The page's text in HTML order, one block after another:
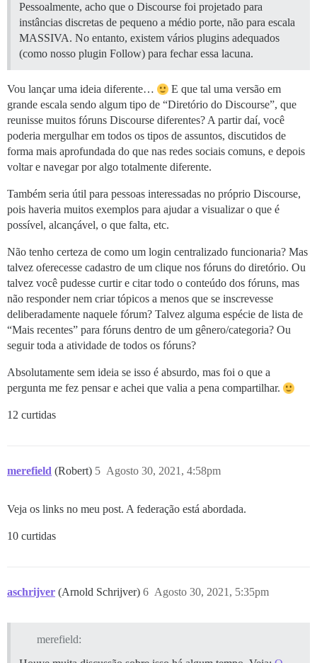
Pessoalmente, acho que o Discourse foi projetado para
instâncias discretas de pequeno a médio porte, não para escala
MASSIVA. No entanto, existem vários plugins adequados
(como nosso plugin Follow) para fechar essa lacuna.
Vou lançar uma ideia diferente…
E que tal uma versão em
grande escala sendo algum tipo de “Diretório do Discourse”, que
reunisse muitos fóruns Discourse diferentes? A partir daí, você
poderia mergulhar em todos os tipos de assuntos, discutidos de
forma mais aprofundada do que nas redes sociais comuns, e depois
voltar e navegar por algo totalmente diferente.
Também seria útil para pessoas interessadas no próprio Discourse,
pois haveria muitos exemplos para ajudar a visualizar o que é
possível, alcançável, o que falta, etc.
Não tenho certeza de como um login centralizado funcionaria? Mas
talvez oferecesse cadastro de um clique nos fóruns do diretório. Ou
talvez você pudesse curtir e citar todo o conteúdo dos fóruns, mas
não responder nem criar tópicos a menos que se inscrevesse
deliberadamente naquele fórum? Talvez alguma espécie de lista de
“Mais recentes” para fóruns dentro de um gênero/categoria? Ou
seguir toda a atividade de todos os fóruns?
Absolutamente sem ideia se isso é absurdo, mas foi o que a
pergunta me fez pensar e achei que valia a pena compartilhar.
12 curtidas
merefield (Robert) Agosto 30, 2021, 4:58pm
5
Veja os links no meu post. A federação está abordada.
10 curtidas
aschrijver (Arnold Schrijver) Agosto 30, 2021, 5:35pm
6
merefield: